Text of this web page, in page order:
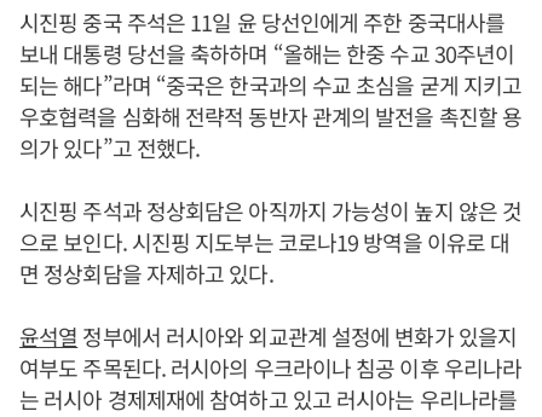
시진핑 중국 주석은 11일 윤 당선인에게 주한 중국대사를
보내 대통령 당선을 축하하며 “올해는 한중 수교 30주년이
되는 해다”라며 “중국은 한국과의 수교 초심을 굳게 지키고
우호협력을 심화해 전략적 동반자 관계의 발전을 촉진할 용
의가 있다”고 전했다.
시진핑 주석과 정상회담은 아직까지 가능성이 높지 않은 것
으로 보인다. 시진핑 지도부는 코로나19 방역을 이유로 대
면 정상회담을 자제하고 있다.
윤석열 정부에서 러시아와 외교관계 설정에 변화가 있을지
여부도 주목된다. 러시아의 우크라이나 침공 이후 우리나라
는 러시아 경제제재에 참여하고 있고 러시아는 우리나라를